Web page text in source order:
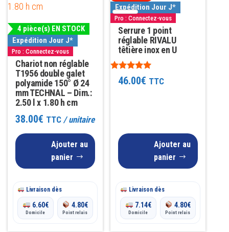
4 pièce(s) EN STOCK
Expédition Jour J*
Pro : Connectez-vous
Chariot non réglable
T1956 double galet
polyamide 150° Ø 24
mm TECHNAL – Dim.:
2.50 l x 1.80 h cm
38.00€ TTC / unitaire
Ajouter au
panier
Livraison dès
6.60€
Domicile
4.80€
Point relais
Expédition Jour J*
Pro : Connectez-vous
Serrure 1 point
réglable RIVALU
têtière inox en U
Note
4.8146.00€ TTC
Ajouter au
panier
Livraison dès
7.14€
Domicile
4.80€
Point relais